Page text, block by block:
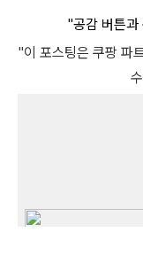
"공감 버튼과
"이 포스팅은 쿠팡 파